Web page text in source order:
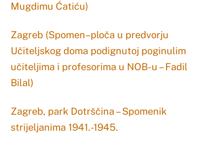
Mugdimu Ćatiću)
Zagreb (Spomen–ploča u predvorju
Učiteljskog doma podignutoj poginulim
učiteljima i profesorima u NOB-u – Fadil
Bilal)
Zagreb, park Dotrščina – Spomenik
strijeljanima 1941.-1945.